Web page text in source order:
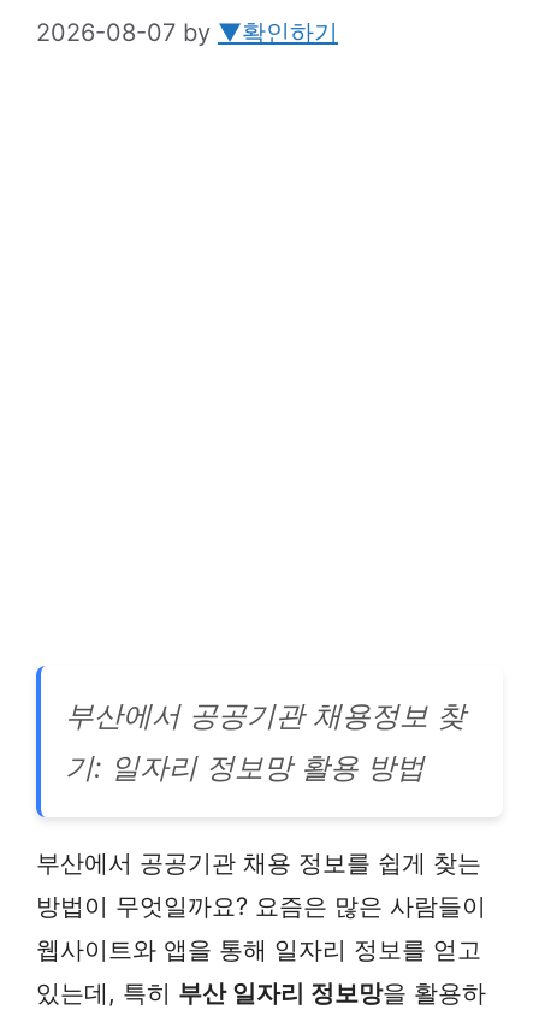
2026-08-07 by ▼확인하기
부산에서 공공기관 채용정보 찾
기: 일자리 정보망 활용 방법
부산에서 공공기관 채용 정보를 쉽게 찾는
방법이 무엇일까요? 요즘은 많은 사람들이
웹사이트와 앱을 통해 일자리 정보를 얻고
있는데, 특히 부산 일자리 정보망을 활용하